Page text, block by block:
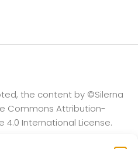
the content by ©Silerna
Commons Attribution-
4.0 International License.